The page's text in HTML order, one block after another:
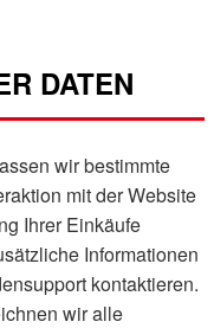
DATEN
wir bestimmte
mit der Website
Ihrer Einkäufe
Informationen
kontaktieren.
wir alle